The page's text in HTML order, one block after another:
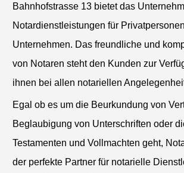
Bahnhofstrasse 13 bietet das
Notardienstleistungen für
Unternehmen. Das freundliche und
von Notaren steht den Kunden zur
ihnen bei allen notariellen
Egal ob es um die Beurkundung von
Beglaubigung von Unterschriften oder
Testamenten und Vollmachten geht,
der perfekte Partner für notarielle